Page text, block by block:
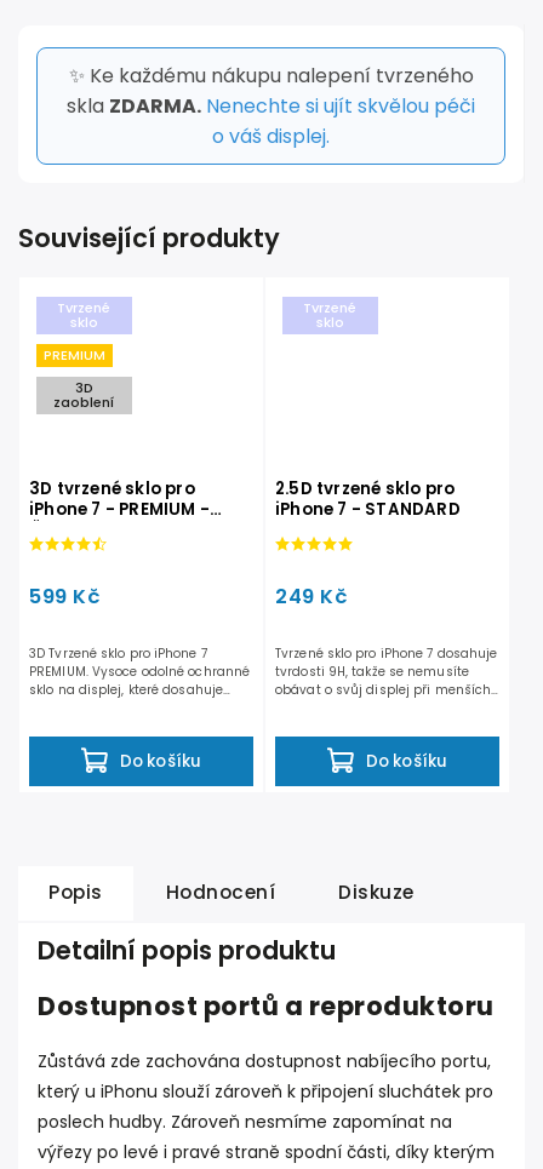
✨ Ke každému nákupu nalepení tvrzeného
skla ZDARMA. Nenechte si ujít skvělou péči
o váš displej.
Související produkty
Tvrzené
sklo
PREMIUM
3D
zaoblení
3D tvrzené sklo pro
iPhone 7 - PREMIUM -
599 Kč
Do košíku
3D Tvrzené sklo pro iPhone 7
PREMIUM. Vysoce odolné ochranné
sklo na displej, které dosahuje
Tvrzené
sklo
2.5D tvrzené sklo pro
iPhone 7 - STANDARD
249 Kč
Do košíku
Tvrzené sklo pro iPhone 7 dosahuje
tvrdosti 9H, takže se nemusíte
obávat o svůj displej při menších
Popis Hodnocení Diskuze
Detailní popis produktu
Dostupnost portů a reproduktoru
Zůstává zde zachována dostupnost nabíjecího portu,
který u iPhonu slouží zároveň k připojení sluchátek pro
poslech hudby. Zároveň nesmíme zapomínat na
výřezy po levé i pravé straně spodní části, díky kterým